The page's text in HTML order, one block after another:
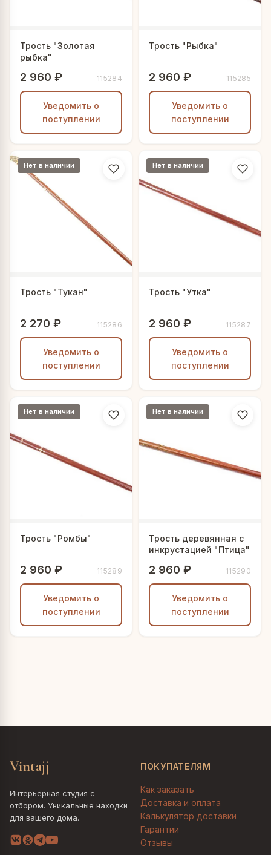
Трость "Золотая
рыбка"
2 960 ₽ 115284
Уведомить о
поступлении
Трость "Рыбка"
2 960 ₽ 115285
Уведомить о
поступлении
Нет в наличии
Трость "Тукан"
2 270 ₽ 115286
Уведомить о
поступлении
Нет в наличии
Трость "Утка"
2 960 ₽ 115287
Уведомить о
поступлении
Нет в наличии
Трость "Ромбы"
2 960 ₽ 115289
Уведомить о
поступлении
Нет в наличии
Трость деревянная с
инкрустацией "Птица"
2 960 ₽ 115290
Уведомить о
поступлении
Vintajj
Интерьерная студия с
отбором. Уникальные находки
для вашего дома.
ПОКУПАТЕЛЯМ
Как заказать
Доставка и оплата
Калькулятор доставки
Гарантии
Отзывы